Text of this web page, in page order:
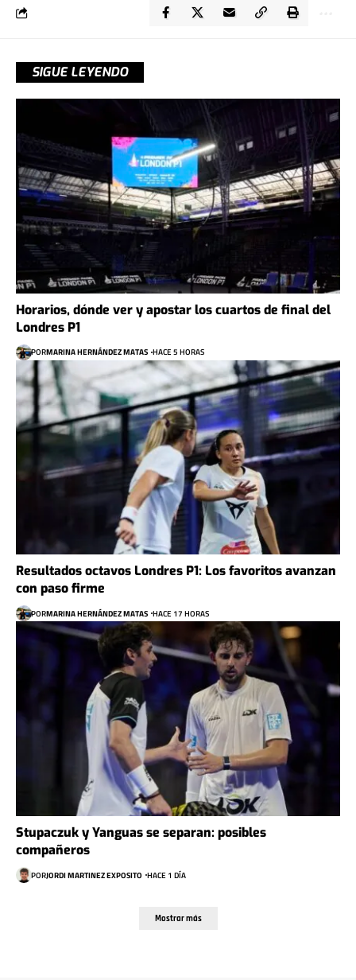
SIGUE LEYENDO
Horarios, dónde ver y apostar los cuartos de final del
Londres P1
PORMARINA HERNÁNDEZ MATAS HACE 5 HORAS
Resultados octavos Londres P1: Los favoritos avanzan
con paso firme
PORMARINA HERNÁNDEZ MATAS HACE 17 HORAS
Stupaczuk y Yanguas se separan: posibles
compañeros
PORJORDI MARTINEZ EXPOSITO HACE 1 DÍA
Mostrar más